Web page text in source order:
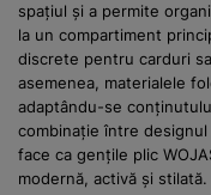
spațiul și a permite
la un compartiment
discrete pentru carduri
asemenea, materialele
adaptându-se
combinație între
face ca gențile plic
modernă, activă și stilată.